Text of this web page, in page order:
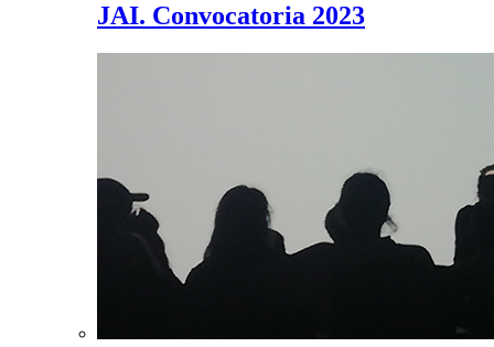
JAI. Convocatoria 2023